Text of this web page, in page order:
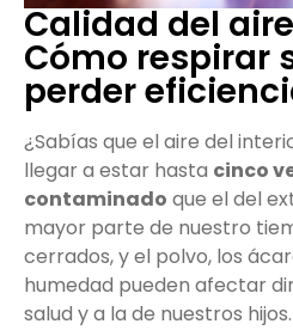
Calidad del
Cómo respirar
perder
¿Sabías que el aire del
llegar a estar hasta cinco
contaminado que el del
mayor parte de nuestro
cerrados, y el polvo, los
humedad pueden afectar
salud y a la de nuestros hijos.